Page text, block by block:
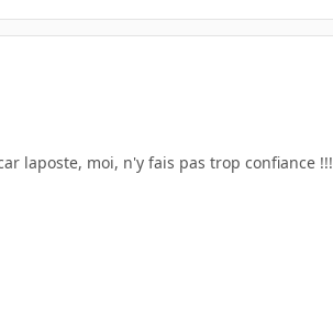
laposte, moi, n'y fais pas trop confiance !!!